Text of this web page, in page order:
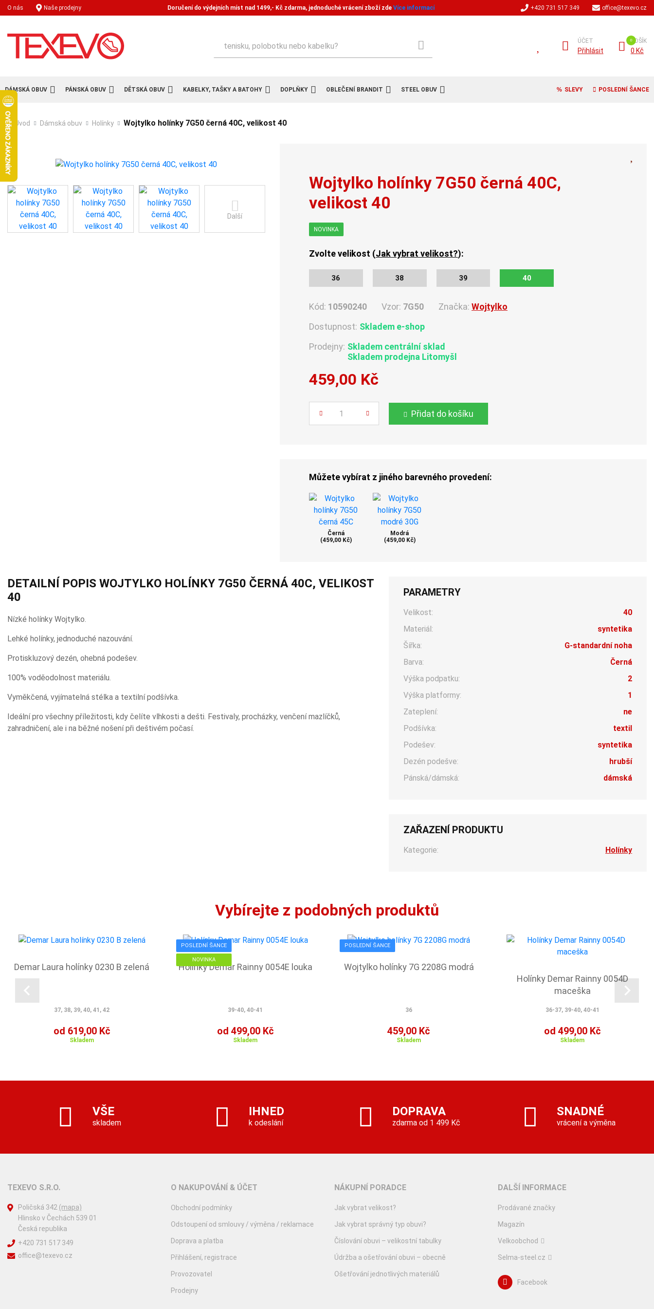
O nás Naše prodejny Doručení do výdejních míst nad 1499,- Kč zdarma, jednoduché vrácení zboží zde Více informací +420 731 517 349 office@texevo.cz
ÚČET
Přihlásit
KOŠÍK
0 Kč
DÁMSKÁ OBUV PÁNSKÁ OBUV DĚTSKÁ OBUV KABELKY, TAŠKY A BATOHY DOPLŇKY OBLEČENÍ BRANDIT STEEL OBUV SLEVY POSLEDNÍ ŠANCE
Úvod Dámská obuv Holínky Wojtylko holínky 7G50 černá 40C, velikost 40
Další
Wojtylko holínky 7G50 černá 40C,
velikost 40
NOVINKA
Zvolte velikost (Jak vybrat velikost?):
36 38 39 40
Kód: 10590240 Vzor: 7G50 Značka: Wojtylko
Dostupnost: Skladem e-shop
Prodejny: Skladem centrální sklad
Skladem prodejna Litomyšl
459,00 Kč
Přidat do košíku
Můžete vybírat z jiného barevného provedení:
Černá
(459,00 Kč)
Modrá
(459,00 Kč)
DETAILNÍ POPIS WOJTYLKO HOLÍNKY 7G50 ČERNÁ 40C, VELIKOST
40
Nízké holínky Wojtylko.
Lehké holínky, jednoduché nazouvání.
Protiskluzový dezén, ohebná podešev.
100% voděodolnost materiálu.
Vyměkčená, vyjímatelná stélka a textilní podšívka.
Ideální pro všechny příležitosti, kdy čelíte vlhkosti a dešti. Festivaly, procházky, venčení mazlíčků,
zahradničení, ale i na běžné nošení při deštivém počasí.
PARAMETRY
Velikost:
40
Materiál:
syntetika
Šířka:
G-standardní noha
Barva:
Černá
Výška podpatku:
2
Výška platformy:
1
Zateplení:
ne
Podšívka:
textil
Podešev:
syntetika
Dezén podešve:
hrubší
Pánská/dámská:
dámská
ZAŘAZENÍ PRODUKTU
Kategorie: Holínky
Vybírejte z podobných produktů
Demar Laura holínky 0230 B zelená
37, 38, 39, 40, 41, 42
od 619,00 Kč
Skladem
POSLEDNÍ ŠANCE
NOVINKA
Holínky Demar Rainny 0054E louka
39-40, 40-41
od 499,00 Kč
Skladem
POSLEDNÍ ŠANCE
Wojtylko holínky 7G 2208G modrá
36
459,00 Kč
Skladem
Holínky Demar Rainny 0054D
maceška
36-37, 39-40, 40-41
od 499,00 Kč
Skladem
VŠE
skladem
IHNED
k odeslání
DOPRAVA
zdarma od 1 499 Kč
SNADNÉ
vrácení a výměna
TEXEVO S.R.O.
Poličská 342 (mapa)
Hlinsko v Čechách 539 01
Česká republika
+420 731 517 349
office@texevo.cz
O NAKUPOVÁNÍ & ÚČET
Obchodní podmínky
Odstoupení od smlouvy / výměna / reklamace
Doprava a platba
Přihlášení, registrace
Provozovatel
Prodejny
NÁKUPNÍ PORADCE
Jak vybrat velikost?
Jak vybrat správný typ obuvi?
Číslování obuvi – velikostní tabulky
Údržba a ošetřování obuvi – obecně
Ošetřování jednotlivých materiálů
DALŠÍ INFORMACE
Prodávané značky
Magazín
Velkoobchod
Selma-steel.cz
Facebook